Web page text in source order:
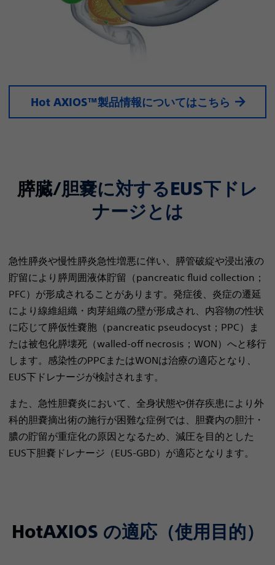
Hot AXIOS™製品情報についてはこちら
膵臓/胆嚢に対するEUS下ドレ
ナージとは
急性膵炎や慢性膵炎急性増悪に伴い、膵管破綻や浸出液の
貯留により膵周囲液体貯留（pancreatic fluid collection；
PFC）が形成されることがあります。発症後、炎症の遷延
により線維組織・肉芽組織の壁が形成され、内容物の性状
に応じて膵仮性嚢胞（pancreatic pseudocyst；PPC）ま
たは被包化膵壊死（walled-off necrosis；WON）へと移行
します。感染性のPPCまたはWONは治療の適応となり、
EUS下ドレナージが検討されます。
また、急性胆嚢炎において、全身状態や併存疾患により外
科的胆嚢摘出術の施行が困難な症例では、胆嚢内の胆汁・
膿の貯留が重症化の原因となるため、減圧を目的とした
EUS下胆嚢ドレナージ（EUS-GBD）が適応となります。
HotAXIOS の適応（使用目的）